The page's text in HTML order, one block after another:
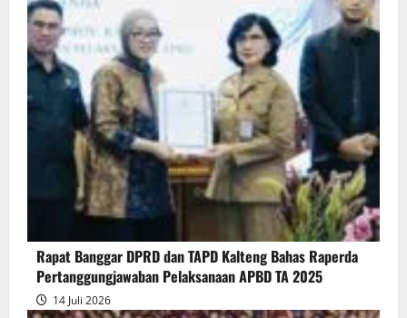
about
Rapur
Penyampaian
Pendapat
Akhir
Gubernur
atas
Persetujuan
Bersama
Raperda
Pertanggungjawaban
Pelaksanaan
APBD
2025
Rapat Banggar DPRD dan TAPD Kalteng Bahas Raperda
Pertanggungjawaban Pelaksanaan APBD TA 2025
14 Juli 2026